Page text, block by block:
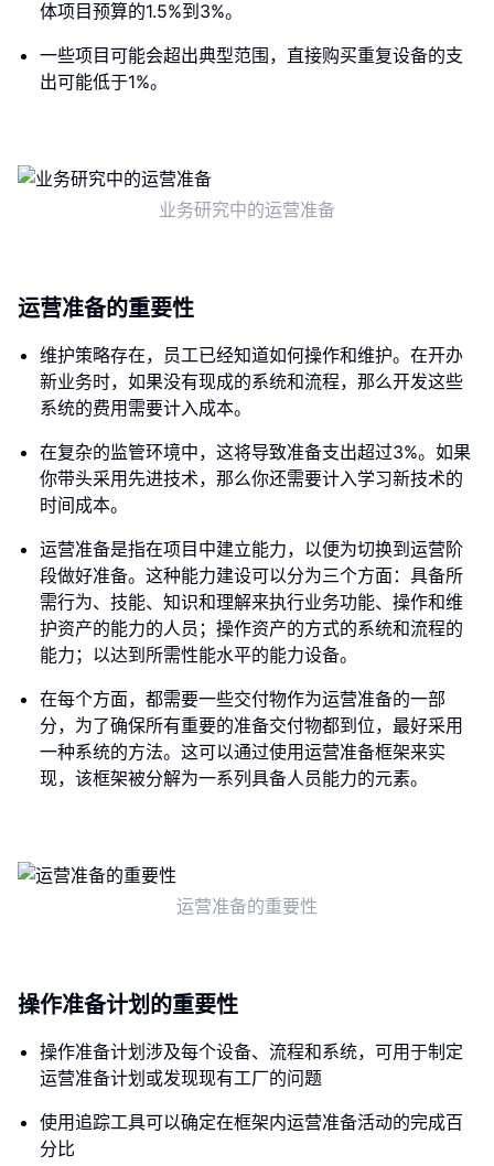
体项目预算的1.5%到3%。
一些项目可能会超出典型范围，直接购买重复设备的支
出可能低于1%。
业务研究中的运营准备
运营准备的重要性
维护策略存在，员工已经知道如何操作和维护。在开办
新业务时，如果没有现成的系统和流程，那么开发这些
系统的费用需要计入成本。
在复杂的监管环境中，这将导致准备支出超过3%。如果
你带头采用先进技术，那么你还需要计入学习新技术的
时间成本。
运营准备是指在项目中建立能力，以便为切换到运营阶
段做好准备。这种能力建设可以分为三个方面：具备所
需行为、技能、知识和理解来执行业务功能、操作和维
护资产的能力的人员；操作资产的方式的系统和流程的
能力；以达到所需性能水平的能力设备。
在每个方面，都需要一些交付物作为运营准备的一部
分，为了确保所有重要的准备交付物都到位，最好采用
一种系统的方法。这可以通过使用运营准备框架来实
现，该框架被分解为一系列具备人员能力的元素。
运营准备的重要性
操作准备计划的重要性
操作准备计划涉及每个设备、流程和系统，可用于制定
运营准备计划或发现现有工厂的问题
使用追踪工具可以确定在框架内运营准备活动的完成百
分比